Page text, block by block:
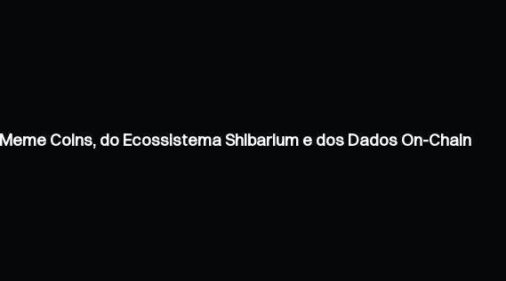
Coins, do Ecossistema Shibarium e dos Dados On-Chain